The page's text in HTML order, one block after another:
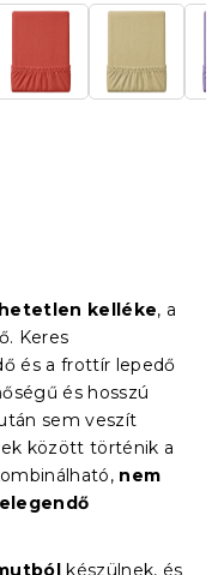
kelléke, a
Keres
és a frottír lepedő
és hosszú
sem veszít
között történik a
nem
készülnek, és